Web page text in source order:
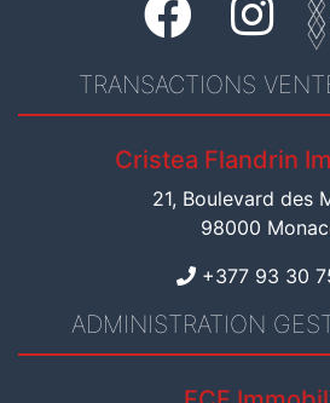
TRANSACTIONS
Cristea Flandrin
21, Boulevard des
98000
+377 93 30
ADMINISTRATION